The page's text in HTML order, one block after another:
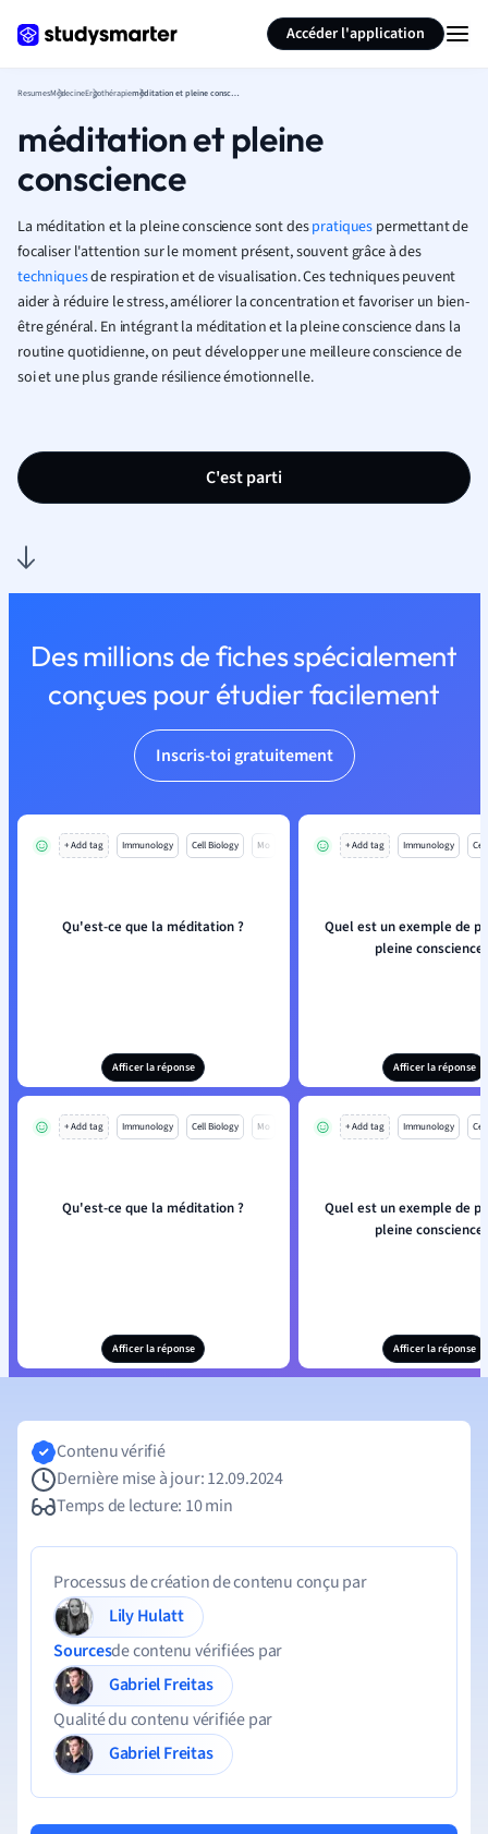
Accéder l'application
ResumesMédecineErgothérapie méditation et pleine conscience
méditation et pleine
conscience
La méditation et la pleine conscience sont despratiques permettant de
focaliser l'attention sur le moment présent, souvent grâce à des
techniquesde respiration et de visualisation. Ces techniques peuvent
aider à réduire le stress, améliorer la concentration et favoriser un bien-
être général. En intégrant la méditation et la pleine conscience dans la
routine quotidienne, on peut développer une meilleure conscience de
soi et une plus grande résilience émotionnelle.
C'est parti
Des millions de fiches spécialement
conçues pour étudier facilement
Inscris-toi gratuitement
+ Add tag Immunology Cell Biology Mo
Qu'est-ce que la méditation ?
Afficer la réponse
+ Add tag Immunology
Quel est un exemple de
pleine conscience
Afficer la réponse
+ Add tag Immunology Cell Biology Mo
Qu'est-ce que la méditation ?
Afficer la réponse
+ Add tag Immunology
Quel est un exemple de
pleine conscience
Afficer la réponse
Résumer la page
Contenu vérifié
Dernière mise à jour: 12.09.2024
Temps de lecture: 10 min
Processus de création de contenu conçu par
Lily Hulatt
Sourcesde contenu vérifiées par
Gabriel Freitas
Qualité du contenu vérifiée par
Gabriel Freitas